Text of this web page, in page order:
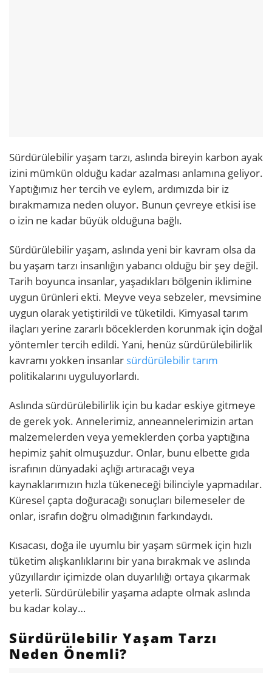
Sürdürülebilir yaşam tarzı, aslında bireyin karbon ayak
izini mümkün olduğu kadar azalması anlamına geliyor.
Yaptığımız her tercih ve eylem, ardımızda bir iz
bırakmamıza neden oluyor. Bunun çevreye etkisi ise
o izin ne kadar büyük olduğuna bağlı.
Sürdürülebilir yaşam, aslında yeni bir kavram olsa da
bu yaşam tarzı insanlığın yabancı olduğu bir şey değil.
Tarih boyunca insanlar, yaşadıkları bölgenin iklimine
uygun ürünleri ekti. Meyve veya sebzeler, mevsimine
uygun olarak yetiştirildi ve tüketildi. Kimyasal tarım
ilaçları yerine zararlı böceklerden korunmak için doğal
yöntemler tercih edildi. Yani, henüz sürdürülebilirlik
kavramı yokken insanlar sürdürülebilir tarım
politikalarını uyguluyorlardı.
Aslında sürdürülebilirlik için bu kadar eskiye gitmeye
de gerek yok. Annelerimiz, anneannelerimizin artan
malzemelerden veya yemeklerden çorba yaptığına
hepimiz şahit olmuşuzdur. Onlar, bunu elbette gıda
israfının dünyadaki açlığı artıracağı veya
kaynaklarımızın hızla tükeneceği bilinciyle yapmadılar.
Küresel çapta doğuracağı sonuçları bilemeseler de
onlar, israfın doğru olmadığının farkındaydı.
Kısacası, doğa ile uyumlu bir yaşam sürmek için hızlı
tüketim alışkanlıklarını bir yana bırakmak ve aslında
yüzyıllardır içimizde olan duyarlılığı ortaya çıkarmak
yeterli. Sürdürülebilir yaşama adapte olmak aslında
bu kadar kolay…
Sürdürülebilir Yaşam Tarzı
Neden Önemli?